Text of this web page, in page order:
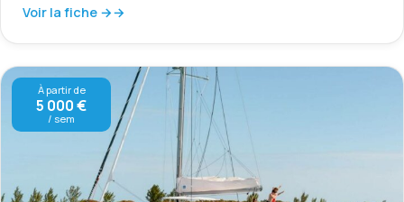
Voir la fiche →
À partir de
5 000 €
/ sem